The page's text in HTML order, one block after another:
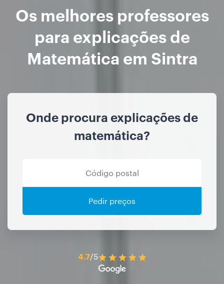
Os melhores professores
para explicações de
Matemática em Sintra
Onde procura explicações de
matemática?
Pedir preços
4.7/5